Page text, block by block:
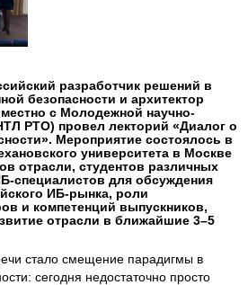
разработчик решений в
безопасности и архитектор
с Молодежной научно-
РТО) провел лекторий «Диалог о
Мероприятие состоялось в
университета в Москве
отрасли, студентов различных
для обсуждения
ИБ‑рынка, роли
и компетенций выпускников,
отрасли в ближайшие 3–5
стало смещение парадигмы в
сегодня недостаточно просто